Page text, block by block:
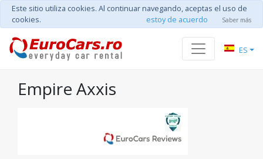
Este sitio utiliza cookies. Al continuar navegando, aceptas el uso de
cookies.
estoy de acuerdo Saber más
ES
Empire Axxis